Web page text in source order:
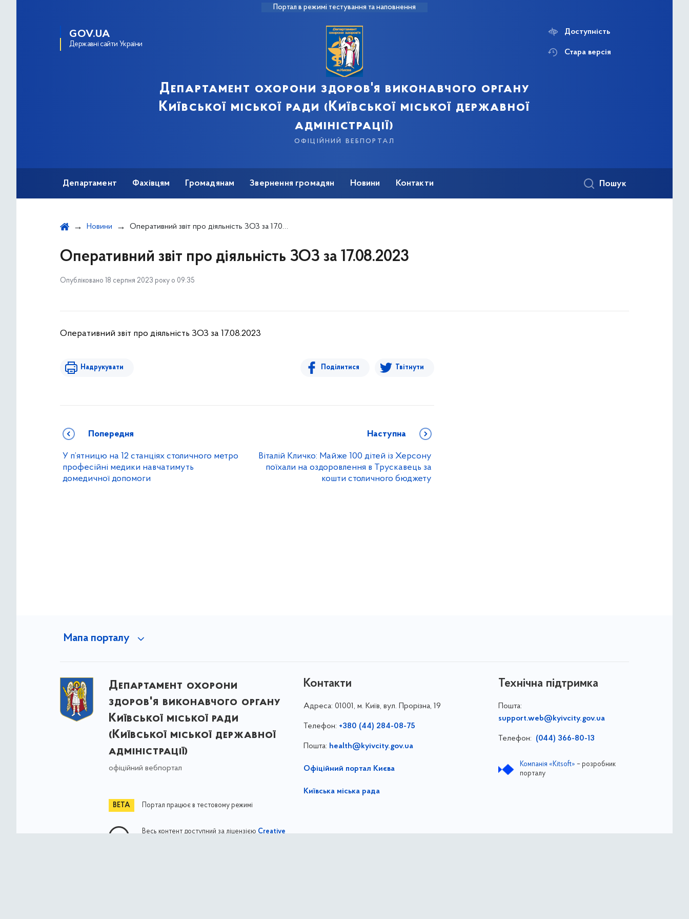
Портал в режимі тестування та наповнення
GOV.UA
Державні сайти України
Департамент охорони здоров'я виконавчого органу
Київської міської ради (Київської міської державної
адміністрації)
офіційний вебпортал
Доступність
Стара версія
Департамент Фахівцям Громадянам Звернення громадян Новини Контакти Пошук
Новини Оперативний звіт про діяльність ЗОЗ за 17.08.2023
Оперативний звіт про діяльність ЗОЗ за 17.08.2023
Опубліковано 18 серпня 2023 року о 09:35
Оперативний звіт про діяльність ЗОЗ за 17.08.2023
Надрукувати Поділитися Твітнути
Попередня
У п’ятницю на 12 станціях столичного метро
професійні медики навчатимуть
домедичної допомоги
Наступна
Віталій Кличко: Майже 100 дітей із Херсону
поїхали на оздоровлення в Трускавець за
кошти столичного бюджету
Мапа порталу
Департамент охорони
здоров'я виконавчого органу
Київської міської ради
(Київської міської державної
адміністрації)
офіційний вебпортал
Портал працює в тестовому режимі
Весь контент доступний за ліцензією Creative
Контакти
Адреса: 01001, м. Київ, вул. Прорізна, 19
Телефон: +380 (44) 284-08-75
Пошта: health@kyivcity.gov.ua
Офіційний портал Києва
Київська міська рада
Технічна підтримка
Пошта:
support.web@kyivcity.gov.ua
Телефон: (044) 366-80-13
Компанія «Kitsoft» – розробник
порталу